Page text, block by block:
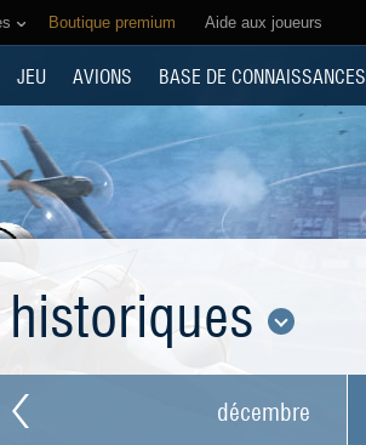
Boutique premium Aide aux joueurs
JEU AVIONS BASE DE CONNAISSANCES
décembre